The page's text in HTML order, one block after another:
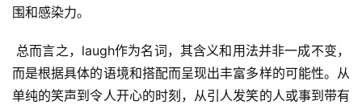
围和感染力。
而是根据具体的语境和搭配而呈现出丰富多样的可能性。从
单纯的笑声到令人开心的时刻，从引人发笑的人或事到带有